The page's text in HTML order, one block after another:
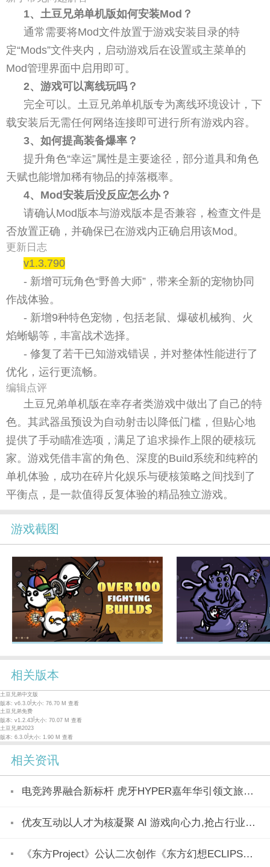
1、土豆兄弟单机版如何安装Mod？
通常需要将Mod文件放置于游戏安装目录的特
定“Mods”文件夹内，启动游戏后在设置或主菜单的
Mod管理界面中启用即可。
2、游戏可以离线玩吗？
完全可以。土豆兄弟单机版专为离线环境设计，下
载安装后无需任何网络连接即可进行所有游戏内容。
3、如何提高装备爆率？
提升角色“幸运”属性是主要途径，部分道具和角色
天赋也能增加稀有物品的掉落概率。
4、Mod安装后没反应怎么办？
请确认Mod版本与游戏版本是否兼容，检查文件是
否放置正确，并确保已在游戏内正确启用该Mod。
更新日志
v1.3.790
- 新增可玩角色“野兽大师”，带来全新的宠物协同
作战体验。
- 新增9种特色宠物，包括老鼠、爆破机械狗、火
焰蜥蜴等，丰富战术选择。
- 修复了若干已知游戏错误，并对整体性能进行了
优化，运行更流畅。
编辑点评
土豆兄弟单机版在幸存者类游戏中做出了自己的特
色。其武器虽预设为自动射击以降低门槛，但贴心地
提供了手动瞄准选项，满足了追求操作上限的硬核玩
家。游戏凭借丰富的角色、深度的Build系统和纯粹的
单机体验，成功在碎片化娱乐与硬核策略之间找到了
平衡点，是一款值得反复体验的精品独立游戏。
游戏截图
相关版本
土豆兄弟中文版
版本: v6.3.0 大小: 76.70 M 查看
土豆兄弟免费
版本: v1.2.43 大小: 70.07 M 查看
土豆兄弟2023
版本: 6.3.0 大小: 1.90 M 查看
相关资讯
电竞跨界融合新标杆 虎牙HYPER嘉年华引领文旅产业新潮流
优友互动以人才为核凝聚 AI 游戏向心力,抢占行业变革制高点
《东方Project》公认二次创作《东方幻想ECLIPSE》7月23日正式上市